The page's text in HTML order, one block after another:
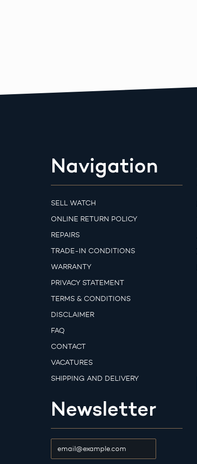
Navigation
SELL WATCH
ONLINE RETURN POLICY
REPAIRS
TRADE-IN CONDITIONS
WARRANTY
PRIVACY STATEMENT
TERMS & CONDITIONS
DISCLAIMER
FAQ
CONTACT
VACATURES
SHIPPING AND DELIVERY
Newsletter